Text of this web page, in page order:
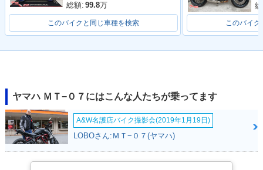
総額: 99.8万
このバイクと同じ車種を検索 このバイク
ヤマハ ＭＴ−０７にはこんな人たちが乗ってます
A&W名護店バイク撮影会(2019年1月19日)
LOBOさん:ＭＴ−０７(ヤマハ)